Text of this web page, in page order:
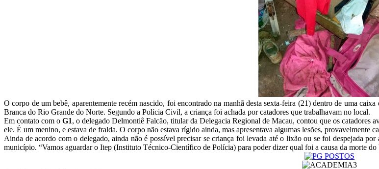
O corpo de um bebê, aparentemente recém nascido, foi encontrado na manhã desta sexta-feira (21) dentro de uma
Branca do Rio Grande do Norte. Segundo a Polícia Civil, a criança foi achada por catadores que trabalhavam no local.
Em contato com o G1, o delegado Delmontiê Falcão, titular da Delegacia Regional de Macau, contou que os catadores
ele. É um menino, e estava de fralda. O corpo não estava rígido ainda, mas apresentava algumas lesões, provavelmente
Ainda de acordo com o delegado, ainda não é possível precisar se criança foi levada até o lixão ou se foi despejada
município. “Vamos aguardar o Itep (Instituto Técnico-Científico de Polícia) para poder dizer qual foi a causa da morte do